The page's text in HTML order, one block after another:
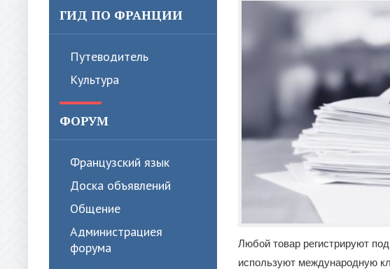
ГИД ПО ФРАНЦИИ
Путеводитель
Культура
ФОРУМ
Французский язык
Доска объявлений
Общение
Администрациея
форума
Любой товар регистрируют
используют международную